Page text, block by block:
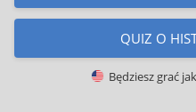
QUIZ O
Będziesz grać